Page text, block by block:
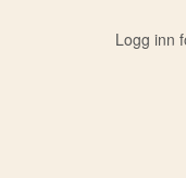
Logg inn